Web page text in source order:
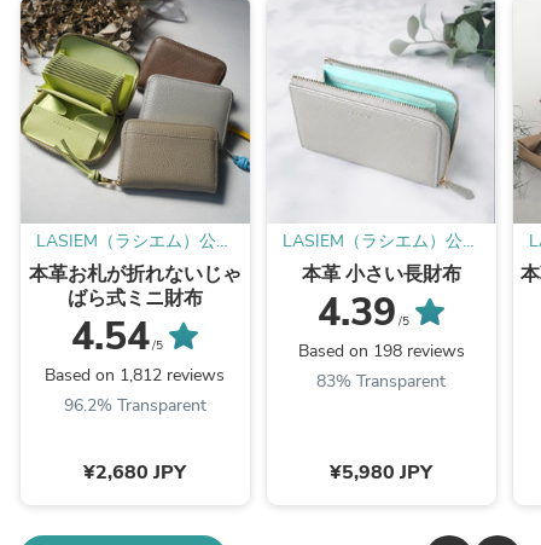
LASIEM（ラシエム）公式
ストア
本革お札が折れないじゃ
ばら式ミニ財布
4.54/5
Based on 1,812 reviews
96.2% Transparent
¥2,680 JPY
LASIEM（ラシエム）公式
ストア
本革 小さい長財布
4.39 /5
Based on 198 reviews
83% Transparent
¥5,980 JPY